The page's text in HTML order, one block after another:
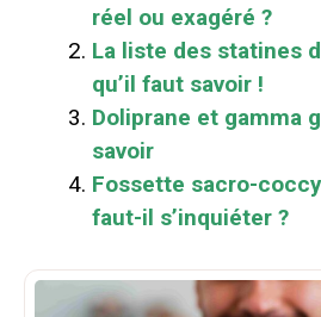
réel ou exagéré ?
La liste des statines
qu’il faut savoir !
Doliprane et gamma
savoir
Fossette sacro-
faut-il s’inquiéter ?